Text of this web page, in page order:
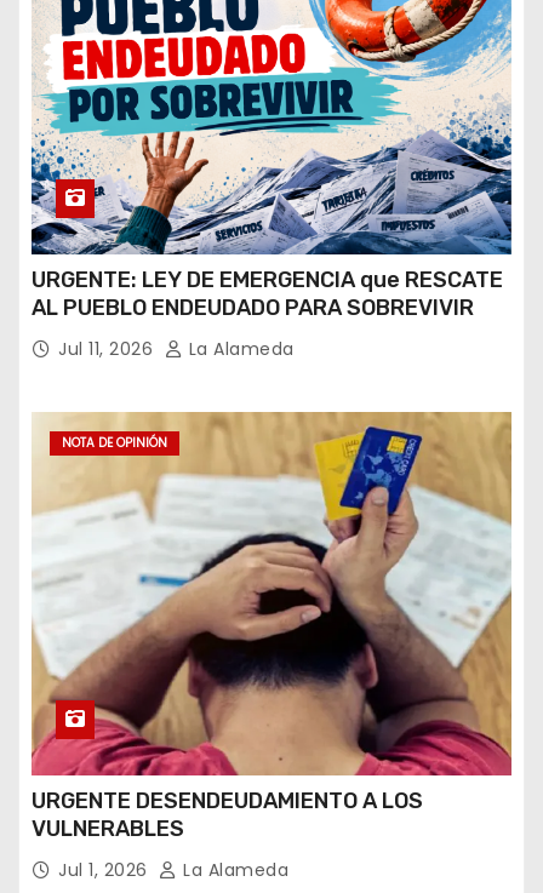
URGENTE: LEY DE EMERGENCIA que RESCATE
AL PUEBLO ENDEUDADO PARA SOBREVIVIR
Jul 11, 2026 La Alameda
NOTA DE OPINIÓN
URGENTE DESENDEUDAMIENTO A LOS
VULNERABLES
Jul 1, 2026 La Alameda